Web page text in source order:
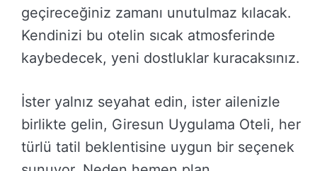
geçireceğiniz zamanı unutulmaz kılacak.
Kendinizi bu otelin sıcak atmosferinde
kaybedecek, yeni dostluklar kuracaksınız.
İster yalnız seyahat edin, ister ailenizle
birlikte gelin, Giresun Uygulama Oteli, her
türlü tatil beklentisine uygun bir seçenek